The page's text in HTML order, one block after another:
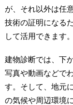
が、それ以外は任
技術の証明になる
して活用できます。
建物診断では、下
写真や動画などで
す。そして、地元
の気候や周辺環境